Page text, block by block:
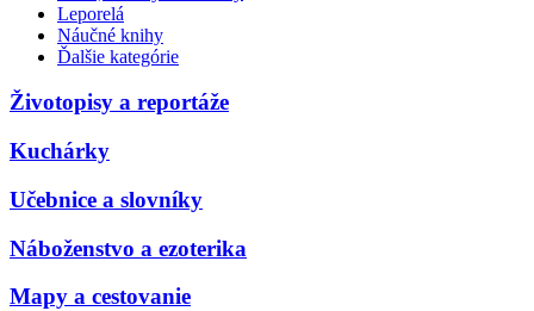
Leporelá
Náučné knihy
Ďalšie kategórie
Životopisy a reportáže
Kuchárky
Učebnice a slovníky
Náboženstvo a ezoterika
Mapy a cestovanie